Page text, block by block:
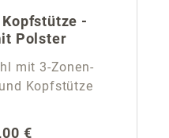
-
Polster
mit 3-Zonen-
Kopfstütze
Preis:
€